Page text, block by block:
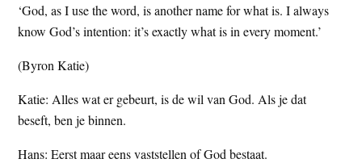
t
e
‘God, as I use the word, is another name for what is. I always
know God’s intention: it’s exactly what is in every moment.’
(Byron Katie)
Katie: Alles wat er gebeurt, is de wil van God. Als je dat
beseft, ben je binnen.
Hans: Eerst maar eens vaststellen of God bestaat.